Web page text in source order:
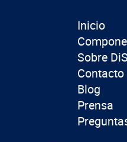
Inicio
Sobre
Contacto
Blog
Prensa